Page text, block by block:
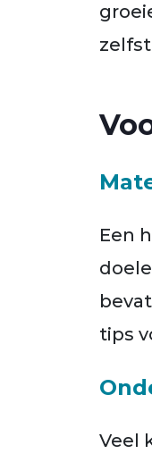
Een
tips
Veel